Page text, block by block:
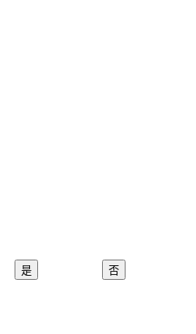
是 否